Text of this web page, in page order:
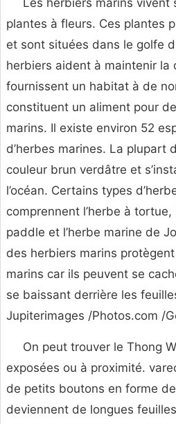
Les herbiers marins vivent
plantes à fleurs. Ces plantes
et sont situées dans le golfe
herbiers aident à maintenir la
fournissent un habitat à de
constituent un aliment pour
marins. Il existe environ 52
d’herbes marines. La plupart
couleur brun verdâtre et
l’océan. Certains types
comprennent l’herbe à tortue,
paddle et l’herbe marine de
des herbiers marins
marins car ils peuvent se
se baissant derrière les
Jupiterimages /Photos.com /
On peut trouver le Thong
exposées ou à proximité.
de petits boutons en forme
deviennent de longues